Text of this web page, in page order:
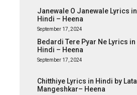
Janewale O Janewale Lyrics in
Hindi – Heena
September 17, 2024
Bedardi Tere Pyar Ne Lyrics in
Hindi – Heena
September 17, 2024
Chitthiye Lyrics in Hindi by Lata
Mangeshkar– Heena